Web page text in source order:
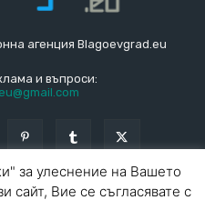
агенция Blagoevgrad.eu
и въпроси:
за улеснение на Вашето
сайт, Вие се съгласявате с